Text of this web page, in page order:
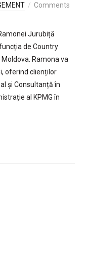
Comments
Jurubiță
de Country
Ramona va
oferind clienților
și Consultanță în
al KPMG în